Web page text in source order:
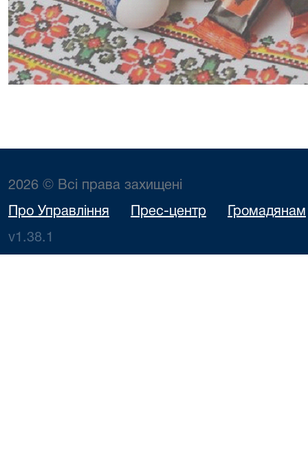
2026 © Всі права захищені
Про Управління Прес-центр Громадянам
v1.38.1